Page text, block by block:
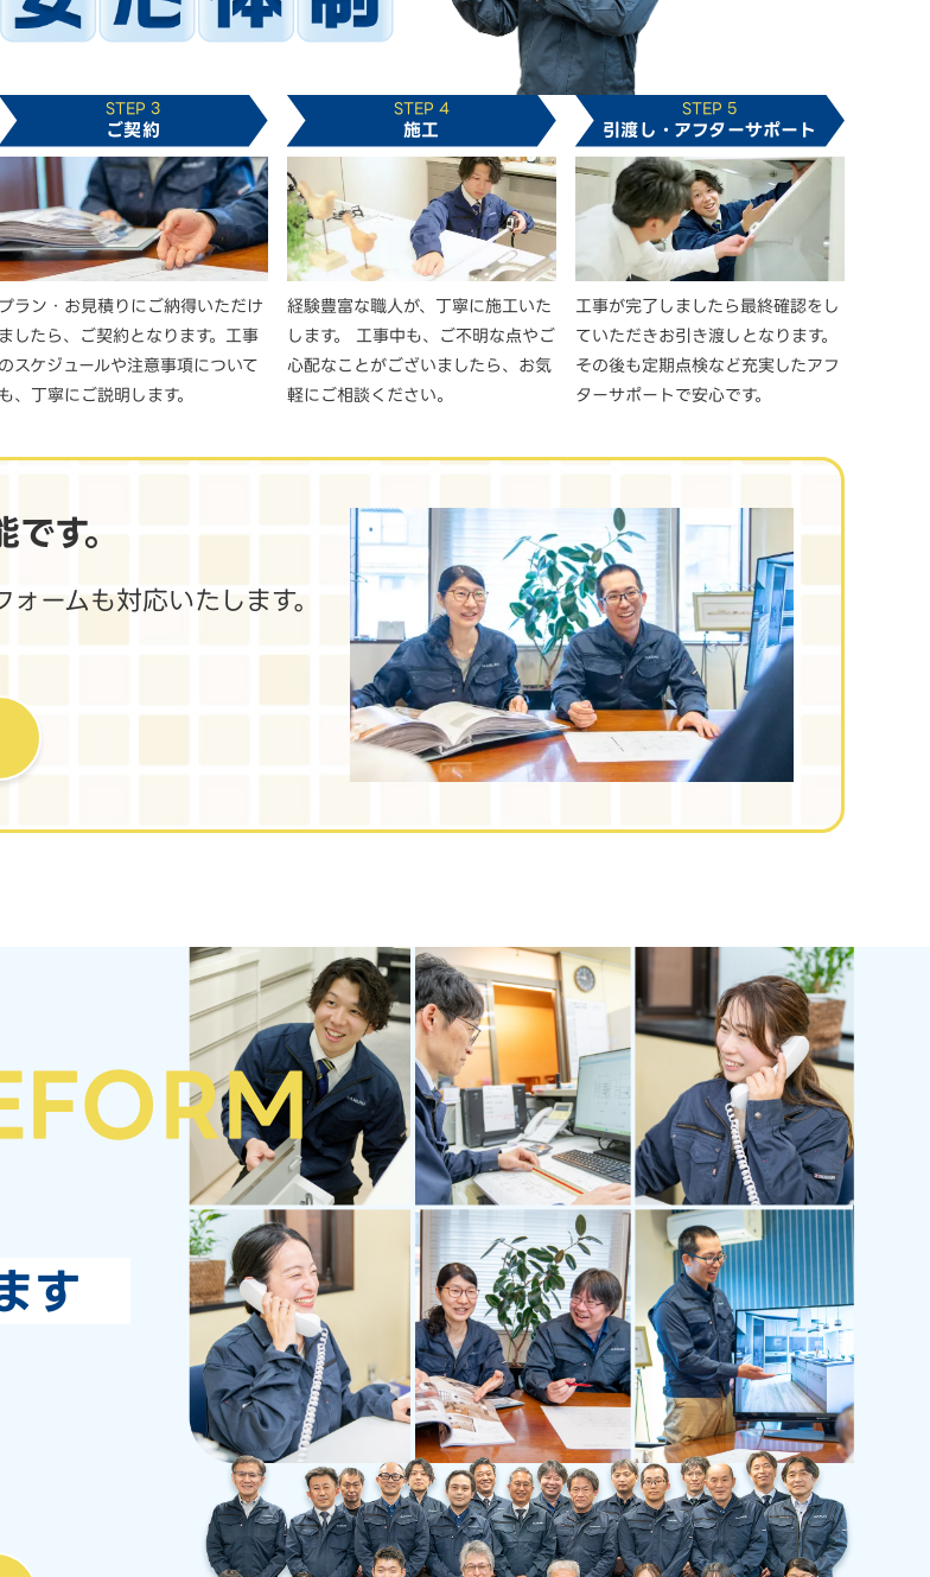
STEP 3
ご契約
プラン・お見積りにご納得いただけ
ましたら、ご契約となります。工事
のスケジュールや注意事項について
も、丁寧にご説明します。
STEP 4
施工
経験豊富な職人が、丁寧に施工いた
します。 工事中も、ご不明な点やご
心配なことがございましたら、お気
軽にご相談ください。
STEP 5
引渡し・アフターサポート
工事が完了しましたら最終確認をし
ていただきお引き渡しとなります。
その後も定期点検など充実したアフ
ターサポートで安心です。
です。
ームも対応いたします。
す